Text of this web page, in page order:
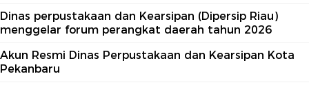
Dinas perpustakaan dan Kearsipan (Dipersip Riau)
menggelar forum perangkat daerah tahun 2026
Akun Resmi Dinas Perpustakaan dan Kearsipan Kota
Pekanbaru